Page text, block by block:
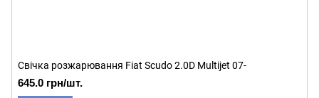
Свічка розжарювання Fiat Scudo 2.0D Multijet 07-
645.0 грн/шт.